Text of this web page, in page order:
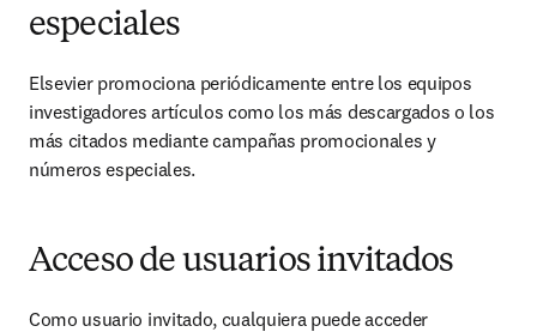
especiales
Elsevier promociona periódicamente entre los equipos
investigadores artículos como los más descargados o los
más citados mediante campañas promocionales y
números especiales.
Acceso de usuarios invitados
Como usuario invitado, cualquiera puede acceder